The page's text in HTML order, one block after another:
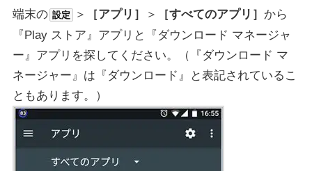
端末の 設定 ＞ ［アプリ］ ＞ ［すべてのアプリ］ から
『Play ストア』アプリと『ダウンロード マネージャ
ー』アプリを探してください。（『ダウンロード マ
ネージャー』は『ダウンロード』と表記されているこ
ともあります。）